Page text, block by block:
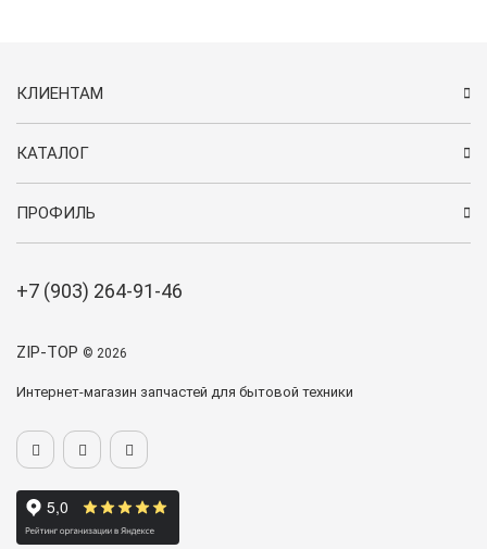
ZIP-TOP © 2026
Интернет-магазин запчастей для бытовой техники
КЛИЕНТАМ
КАТАЛОГ
ПРОФИЛЬ
+7 (903) 264-91-46